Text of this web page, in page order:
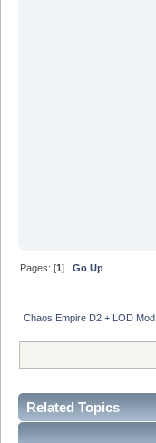
Pages: [1]Go Up
Chaos Empire D2 + LOD Mod
Related Topics